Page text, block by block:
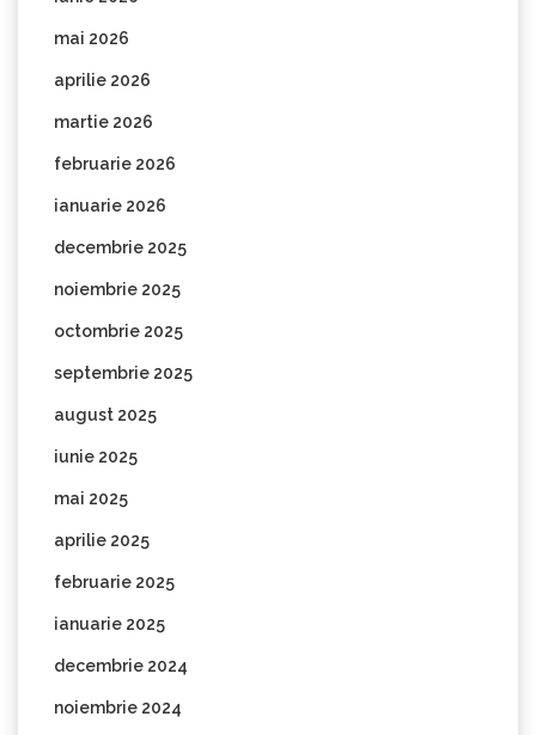
mai 2026
aprilie 2026
martie 2026
februarie 2026
ianuarie 2026
decembrie 2025
noiembrie 2025
octombrie 2025
septembrie 2025
august 2025
iunie 2025
mai 2025
aprilie 2025
februarie 2025
ianuarie 2025
decembrie 2024
noiembrie 2024